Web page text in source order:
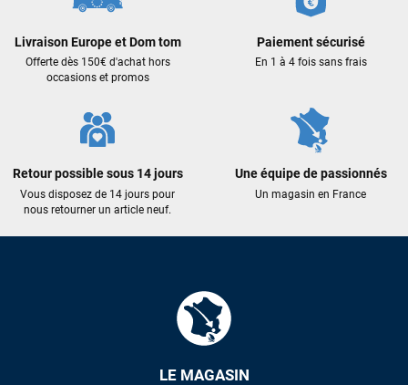
Livraison Europe et Dom tom
Offerte dès 150€ d'achat hors
occasions et promos
Paiement sécurisé
En 1 à 4 fois sans frais
Retour possible sous 14 jours
Vous disposez de 14 jours pour
nous retourner un article neuf.
Une équipe de passionnés
Un magasin en France
LE MAGASIN